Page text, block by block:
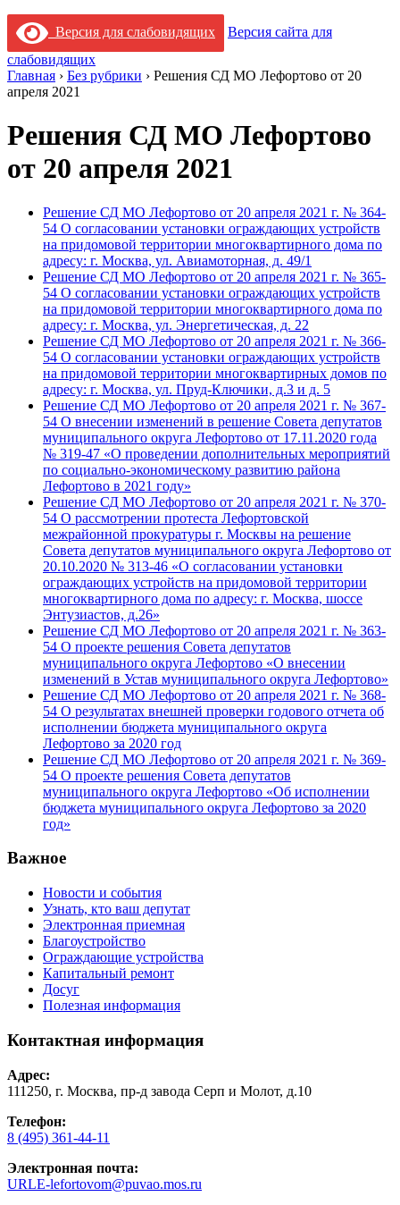
Версия для слабовидящих
Версия сайта для
слабовидящих
Главная › Без рубрики › Решения СД МО Лефортово от 20
апреля 2021
Решения СД МО Лефортово
от 20 апреля 2021
Решение СД МО Лефортово от 20 апреля 2021 г. № 364-
54 О согласовании установки ограждающих устройств
на придомовой территории многоквартирного дома по
адресу: г. Москва, ул. Авиамоторная, д. 49/1
Решение СД МО Лефортово от 20 апреля 2021 г. № 365-
54 О согласовании установки ограждающих устройств
на придомовой территории многоквартирного дома по
адресу: г. Москва, ул. Энергетическая, д. 22
Решение СД МО Лефортово от 20 апреля 2021 г. № 366-
54 О согласовании установки ограждающих устройств
на придомовой территории многоквартирных домов по
адресу: г. Москва, ул. Пруд-Ключики, д.3 и д. 5
Решение СД МО Лефортово от 20 апреля 2021 г. № 367-
54 О внесении изменений в решение Совета депутатов
муниципального округа Лефортово от 17.11.2020 года
№ 319-47 «О проведении дополнительных мероприятий
по социально-экономическому развитию района
Лефортово в 2021 году»
Решение СД МО Лефортово от 20 апреля 2021 г. № 370-
54 О рассмотрении протеста Лефортовской
межрайонной прокуратуры г. Москвы на решение
Совета депутатов муниципального округа Лефортово от
20.10.2020 № 313-46 «О согласовании установки
ограждающих устройств на придомовой территории
многоквартирного дома по адресу: г. Москва, шоссе
Энтузиастов, д.26»
Решение СД МО Лефортово от 20 апреля 2021 г. № 363-
54 О проекте решения Совета депутатов
муниципального округа Лефортово «О внесении
изменений в Устав муниципального округа Лефортово»
Решение СД МО Лефортово от 20 апреля 2021 г. № 368-
54 О результатах внешней проверки годового отчета об
исполнении бюджета муниципального округа
Лефортово за 2020 год
Решение СД МО Лефортово от 20 апреля 2021 г. № 369-
54 О проекте решения Совета депутатов
муниципального округа Лефортово «Об исполнении
бюджета муниципального округа Лефортово за 2020
год»
Важное
Новости и события
Узнать, кто ваш депутат
Электронная приемная
Благоустройство
Ограждающие устройства
Капитальный ремонт
Досуг
Полезная информация
Контактная информация
Адрес:
111250, г. Москва, пр-д завода Серп и Молот, д.10
Телефон:
8 (495) 361-44-11
Электронная почта:
URLE-lefortovom@puvao.mos.ru